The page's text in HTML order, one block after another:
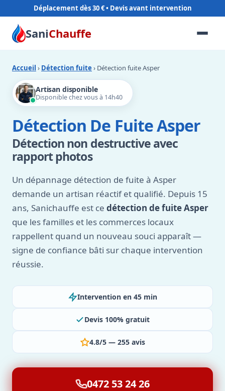
Déplacement dès 30 €
SaniChauffe
Accueil › Détection fuite › Détection fuite Asper
Artisan disponible
Disponible chez vous à 14h40
Détection De Fuite Asper
Détection non destructive avec
rapport photos
Un dépannage détection de fuite à Asper
demande un artisan réactif et qualifié. Depuis 15
ans, Sanichauffe est ce détection de fuite Asper
que les familles et les commerces locaux
rappellent quand un nouveau souci apparaît —
signe de confiance bâti sur chaque intervention
réussie.
Intervention en 45 min
Devis 100% gratuit
4.8/5 — 255 avis
0472 53 24 26